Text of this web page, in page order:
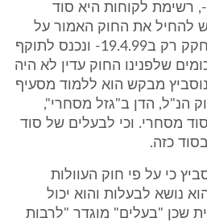
מסחריות התשנ"ט1999-, רשימת לקוחות היא סוד
להחיל את החוק האמור על
המקרה דנן, שכן החוק נחקק רק ב19.4.99- ונכנס לתוקף
הסכומים שלפנינו החוק עדין לא היה
מבקש הוא ללמוד מסעיף
הנ"ל, הדן ב"גזל מסחרי",
מסחרי. וכי לבעלים של סוד
כזה.
כי על פי חוק העוולות
נושא לבעלות והוא יכול
שכן "בעלים" מוגדר "לרבות